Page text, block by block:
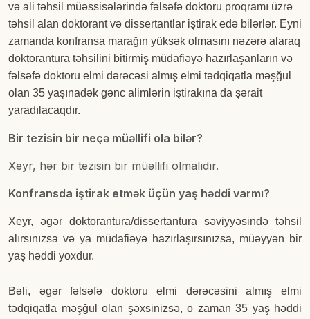
və ali təhsil müəssisələrində fəlsəfə doktoru proqramı üzrə
təhsil alan doktorant və dissertantlar iştirak edə bilərlər. Eyni
zamanda konfransa marağın yüksək olmasını nəzərə alaraq
doktorantura təhsilini bitirmiş müdafiəyə hazırlaşanların və
fəlsəfə doktoru elmi dərəcəsi almış elmi tədqiqatla məşğul
olan 35 yaşınadək gənc alimlərin iştirakına da şərait
yaradılacaqdır.
Bir tezisin bir neçə müəllifi ola bilər?
Xeyr, hər bir tezisin bir müəllifi olmalıdır.
Konfransda iştirak etmək üçün yaş həddi varmı?
Xeyr, əgər doktorantura/dissertantura səviyyəsində təhsil
alırsınızsa və ya müdafiəyə hazırlaşırsınızsa, müəyyən bir
yaş həddi yoxdur.
Bəli, əgər fəlsəfə doktoru elmi dərəcəsini almış elmi
tədqiqatla məşğul olan şəxsinizsə, o zaman 35 yaş həddi